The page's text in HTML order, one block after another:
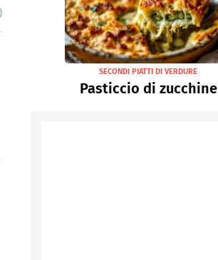
SECONDI PIATTI DI VERDURE
Pasticcio di zucchine